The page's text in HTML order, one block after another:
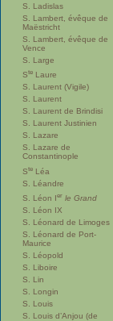
S. Ladislas
S. Lambert, évêque de
Maëstricht
S. Lambert, évêque de
Vence
S. Large
Ste Laure
S. Laurent (Vigile)
S. Laurent
S. Laurent de Brindisi
S. Laurent Justinien
S. Lazare
S. Lazare de
Constantinople
Ste Léa
S. Léandre
S. Léon Ier le Grand
S. Léon IX
S. Léonard de Limoges
S. Léonard de Port-
Maurice
S. Léopold
S. Liboire
S. Lin
S. Longin
S. Louis
S. Louis d’Anjou (de